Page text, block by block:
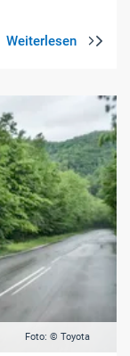
Foto: © Toyota